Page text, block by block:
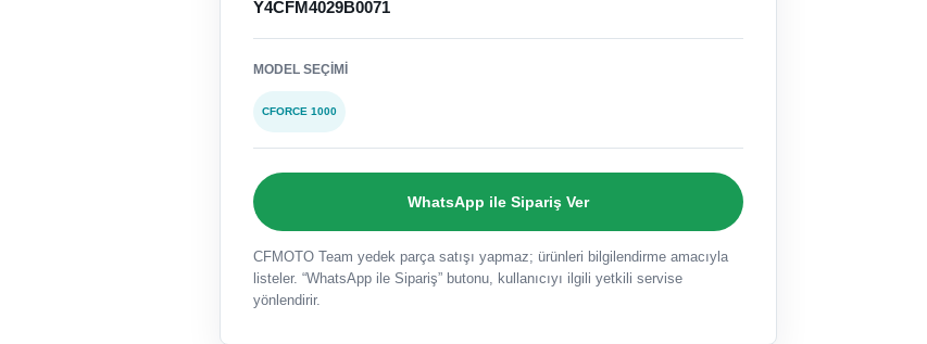
Y4CFM4029B0071
MODEL SEÇIMI
CFORCE 1000
WhatsApp ile Sipariş Ver
CFMOTO Team yedek parça satışı yapmaz; ürünleri bilgilendirme amacıyla
listeler. “WhatsApp ile Sipariş” butonu, kullanıcıyı ilgili yetkili servise
yönlendirir.